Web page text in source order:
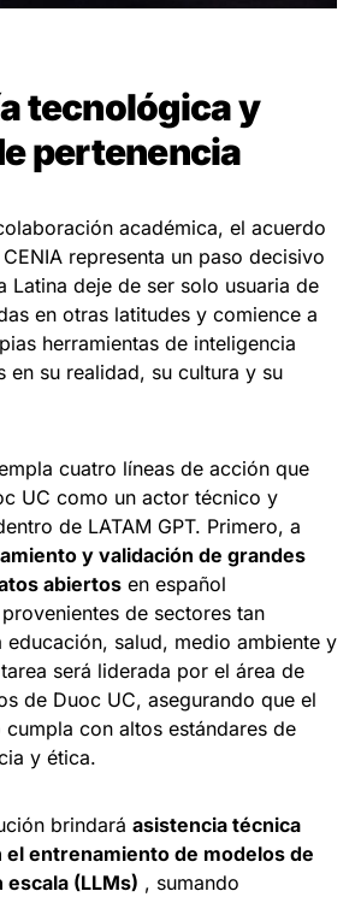
tecnológica y
pertenencia
académica, el acuerdo
representa un paso decisivo
Latina deje de ser solo usuaria de
en otras latitudes y comience a
herramientas de inteligencia
en su realidad, su cultura y su
cuatro líneas de acción que
UC como un actor técnico y
de LATAM GPT. Primero, a
y validación de grandes
abiertos en español
de sectores tan
salud, medio ambiente y
será liderada por el área de
de Duoc UC, asegurando que el
con altos estándares de
y ética.
brindará asistencia técnica
el entrenamiento de modelos de
escala (LLMs) , sumando